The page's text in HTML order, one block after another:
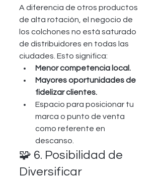
A diferencia de otros productos
de alta rotación, el negocio de
los colchones no está saturado
de distribuidores en todas las
ciudades. Esto significa:
Menor competencia local.
Mayores oportunidades de
fidelizar clientes.
Espacio para posicionar tu
marca o punto de venta
como referente en
descanso.
🧩 6. Posibilidad de
Diversificar